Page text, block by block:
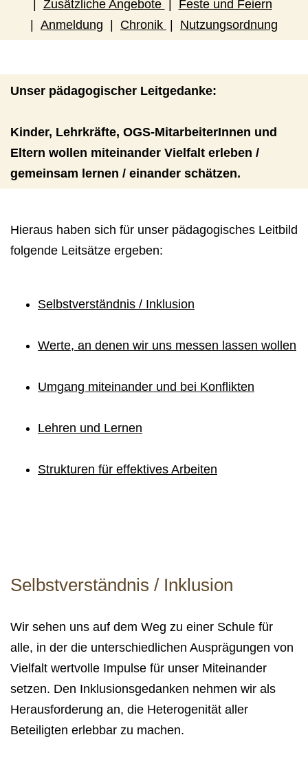
Zusätzliche Angebote
Feste und Feiern
Anmeldung Chronik Nutzungsordnung
Unser pädagogischer Leitgedanke:
Kinder, Lehrkräfte, OGS-MitarbeiterInnen und
Eltern wollen miteinander Vielfalt erleben /
gemeinsam lernen / einander schätzen.
Hieraus haben sich für unser pädagogisches Leitbild
folgende Leitsätze ergeben:
Selbstverständnis / Inklusion
Werte, an denen wir uns messen lassen wollen
Umgang miteinander und bei Konflikten
Lehren und Lernen
Strukturen für effektives Arbeiten
Selbstverständnis / Inklusion
Wir sehen uns auf dem Weg zu einer Schule für
alle, in der die unterschiedlichen Ausprägungen von
Vielfalt wertvolle Impulse für unser Miteinander
setzen. Den Inklusionsgedanken nehmen wir als
Herausforderung an, die Heterogenität aller
Beteiligten erlebbar zu machen.